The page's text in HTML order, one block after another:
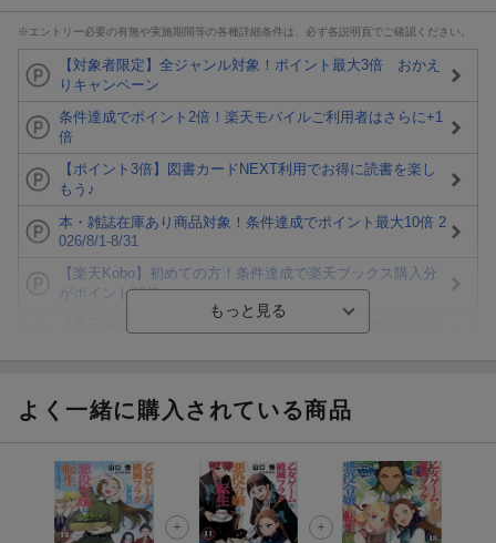
※エントリー必要の有無や実施期間等の各種詳細条件は、必ず各説明頁でご確認ください。
【対象者限定】全ジャンル対象！ポイント最大3倍 おかえ
りキャンペーン
条件達成でポイント2倍！楽天モバイルご利用者はさらに+1
倍
【ポイント3倍】図書カードNEXT利用でお得に読書を楽し
もう♪
本・雑誌在庫あり商品対象！条件達成でポイント最大10倍 2
026/8/1-8/31
【楽天Kobo】初めての方！条件達成で楽天ブックス購入分
がポイント20倍
ト山分け
エントリー＆3,000円以上購入で無料データSIM（3GB/月プ
ラン）が当たる！
楽天モバイル紹介キャンペーンの拡散で300円OFFクーポン
よく一緒に購入されている商品